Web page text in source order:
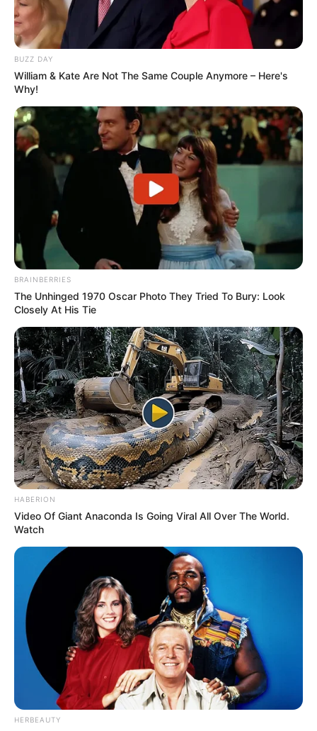
અમારી યુટ્યુબ ચેનલ ને Subscribe કરો
Latest News
BUZZ DAY
William & Kate Are Not The Same Couple Anymore – Here's
Why!
BRAINBERRIES
The Unhinged 1970 Oscar Photo They Tried To Bury: Look
Closely At His Tie
HABERION
Video Of Giant Anaconda Is Going Viral All Over The World.
Watch
HERBEAUTY